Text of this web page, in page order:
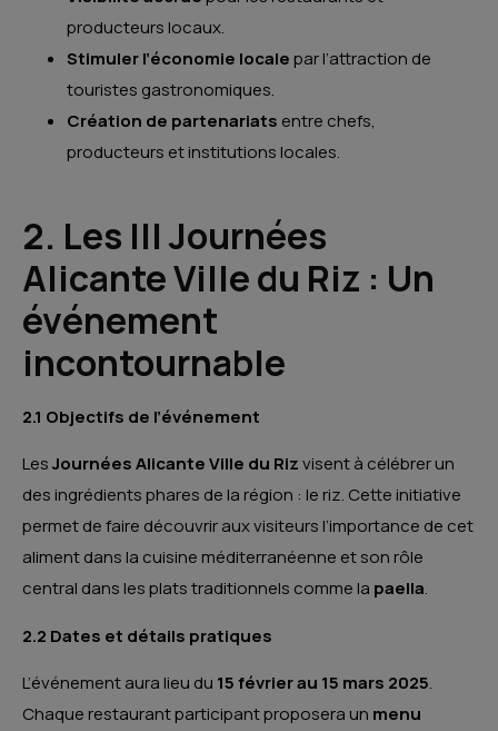
producteurs locaux.
Stimuler l’économie localepar l’attraction de
touristes gastronomiques.
Création de partenariats entre chefs,
producteurs et institutions locales.
2. Les III Journées
Alicante Ville du Riz : Un
événement
incontournable
2.1 Objectifs de l’événement
LesJournées Alicante Ville du Rizvisent à célébrer un
des ingrédients phares de la région : le riz. Cette initiative
permet de faire découvrir aux visiteurs l’importance de cet
aliment dans la cuisine méditerranéenne et son rôle
central dans les plats traditionnels comme la paella.
2.2 Dates et détails pratiques
L’événement aura lieu du 15 février au 15 mars 2025.
Chaque restaurant participant proposera un menu